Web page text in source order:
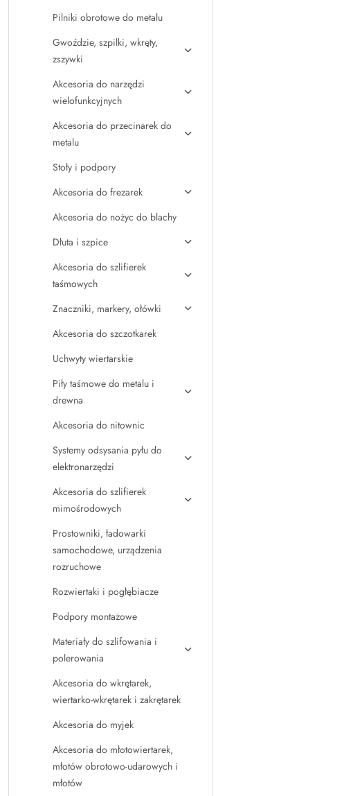
Pilniki obrotowe do metalu
Gwoździe, szpilki, wkręty,
zszywki
Akcesoria do narzędzi
wielofunkcyjnych
Akcesoria do przecinarek do
metalu
Stoły i podpory
Akcesoria do frezarek
Akcesoria do nożyc do blachy
Dłuta i szpice
Akcesoria do szlifierek
taśmowych
Znaczniki, markery, ołówki
Akcesoria do szczotkarek
Uchwyty wiertarskie
Piły taśmowe do metalu i
drewna
Akcesoria do nitownic
Systemy odsysania pyłu do
elektronarzędzi
Akcesoria do szlifierek
mimośrodowych
Prostowniki, ładowarki
samochodowe, urządzenia
rozruchowe
Rozwiertaki i pogłębiacze
Podpory montażowe
Materiały do szlifowania i
polerowania
Akcesoria do wkrętarek,
wiertarko-wkrętarek i zakrętarek
Akcesoria do myjek
Akcesoria do młotowiertarek,
młotów obrotowo-udarowych i
młotów